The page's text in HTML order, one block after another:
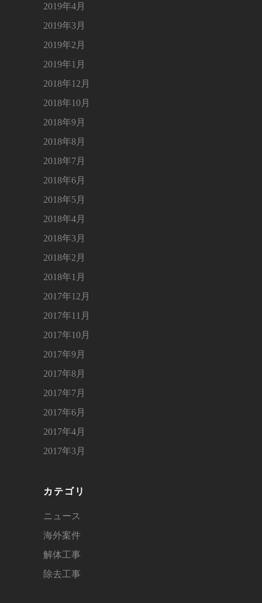
2019年4月
2019年3月
2019年2月
2019年1月
2018年12月
2018年10月
2018年9月
2018年8月
2018年7月
2018年6月
2018年5月
2018年4月
2018年3月
2018年2月
2018年1月
2017年12月
2017年11月
2017年10月
2017年9月
2017年8月
2017年7月
2017年6月
2017年4月
2017年3月
カテゴリ
ニュース
海外案件
解体工事
除去工事